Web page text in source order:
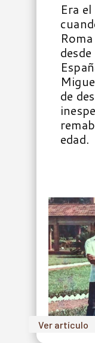
Era
de
edad.
Ver artículo